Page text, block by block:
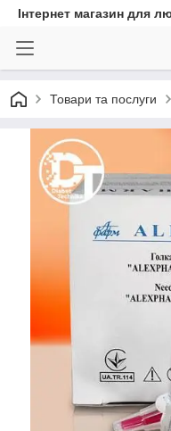
Інтернет магазин для
Товари та послуги